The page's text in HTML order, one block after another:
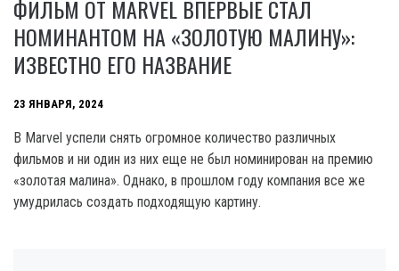
ФИЛЬМ ОТ MARVEL ВПЕРВЫЕ СТАЛ
НОМИНАНТОМ НА «ЗОЛОТУЮ МАЛИНУ»:
ИЗВЕСТНО ЕГО НАЗВАНИЕ
23 ЯНВАРЯ, 2024
В Marvel успели снять огромное количество различных
фильмов и ни один из них еще не был номинирован на премию
«золотая малина». Однако, в прошлом году компания все же
умудрилась создать подходящую картину.